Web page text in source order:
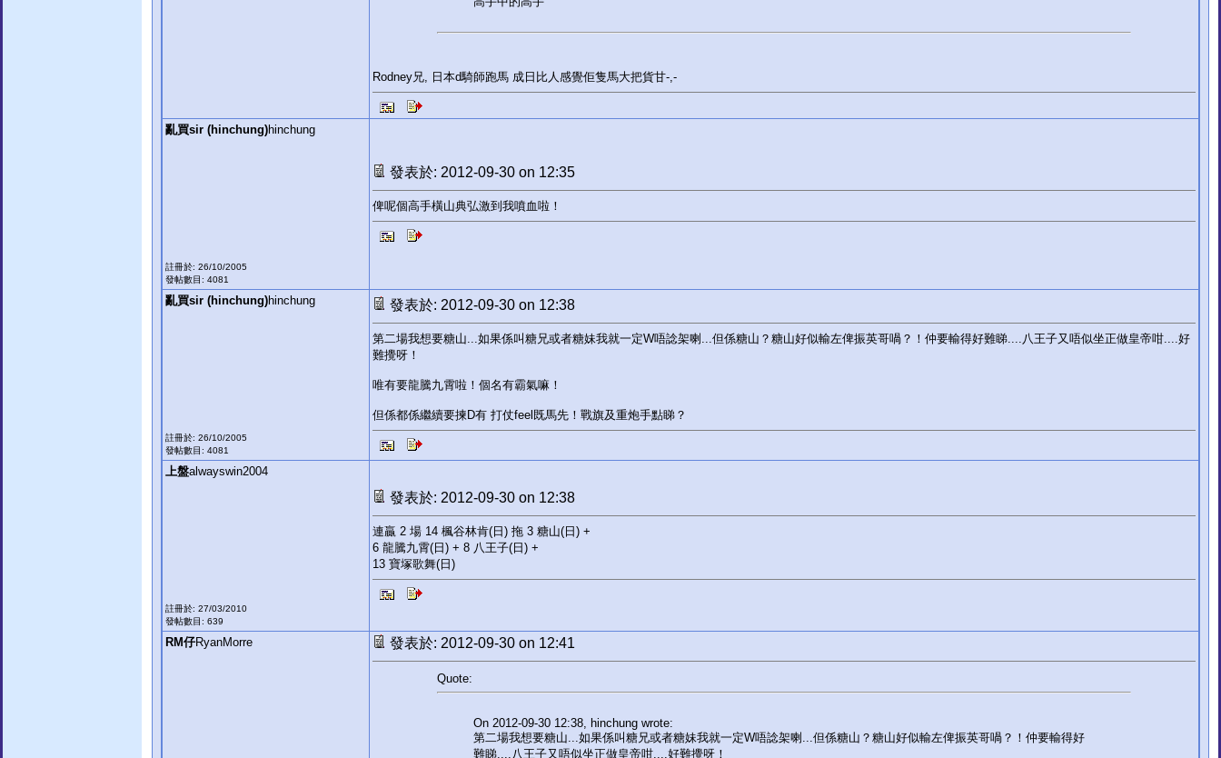
Rodney兄, 日本d騎師跑馬 成日比人感覺佢隻馬大把貨甘-,-
亂買sir (hinchung)hinchung
註冊於: 26/10/2005
發帖數目: 4081
發表於: 2012-09-30 on 12:35
俾呢個高手橫山典弘激到我噴血啦！
亂買sir (hinchung)hinchung
註冊於: 26/10/2005
發帖數目: 4081
發表於: 2012-09-30 on 12:38
第二場我想要糖山...如果係叫糖兄或者糖妹我就一定W唔諗架喇...但係糖山？糖山好似輸左俾振英哥喎？！仲要輸得好難睇....八王子又唔似坐正做皇帝咁....好
難攪呀！
唯有要龍騰九霄啦！個名有霸氣嘛！
但係都係繼續要揀D有 打仗feel既馬先！戰旗及重炮手點睇？
上盤alwayswin2004
註冊於: 27/03/2010
發帖數目: 639
發表於: 2012-09-30 on 12:38
連贏 2 場 14 楓谷林肯(日) 拖 3 糖山(日) +
6 龍騰九霄(日) + 8 八王子(日) +
13 寶塚歌舞(日)
RM仔RyanMorre 發表於: 2012-09-30 on 12:41
Quote:
On 2012-09-30 12:38, hinchung wrote:
第二場我想要糖山...如果係叫糖兄或者糖妹我就一定W唔諗架喇...但係糖山？糖山好似輸左俾振英哥喎？！仲要輸得好
難睇....八王子又唔似坐正做皇帝咁....好難攪呀！